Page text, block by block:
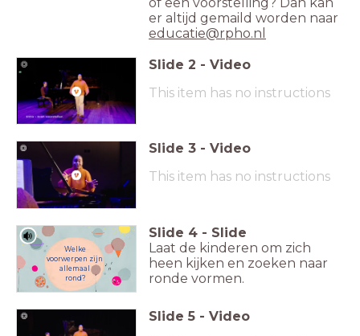
er altijd gemaild worden naar
educatie@rpho.nl
Slide 2 - Video
This item has no instructions
Slide 3 - Video
This item has no instructions
Welke
voorwerpen zijn
allemaal
rond?
Slide 4 - Slide
Laat de kinderen om zich
heen kijken en zoeken naar
ronde vormen.
Slide 5 - Video